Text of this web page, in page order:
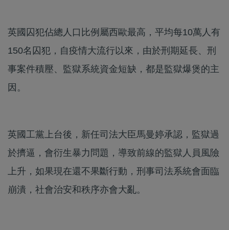
英國囚犯佔總人口比例屬西歐最高，平均每10萬人有
150名囚犯，自疫情大流行以來，由於刑期延長、刑
事案件積壓、監獄系統資金短缺，都是監獄爆煲的主
因。
英國工黨上台後，新任司法大臣馬曼婷承認，監獄過
於擠逼，會衍生暴力問題，導致前線的監獄人員風險
上升，如果現在還不果斷行動，刑事司法系統會面臨
崩潰，社會治安和秩序亦會大亂。